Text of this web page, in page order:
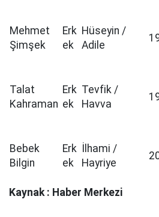
Mehmet
Şimşek
Erk
ek
Hüseyin /
Adile
Talat
Kahraman
Erk
ek
Tevfik /
Havva
Bebek
Bilgin
Erk
ek
İlhami /
Hayriye
Kaynak : Haber Merkezi